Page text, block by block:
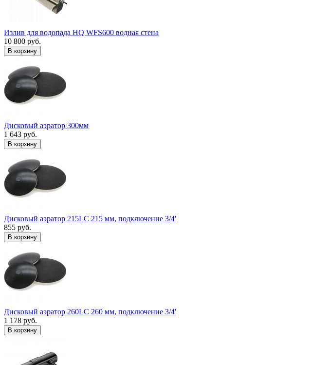
Излив для водопада HQ WFS600 водная стена
10 800 руб.
В корзину
Дисковый аэратор 300мм
1 643 руб.
В корзину
Дисковый аэратор 215LC 215 мм, подключение 3/4'
855 руб.
В корзину
Дисковый аэратор 260LC 260 мм, подключение 3/4'
1 178 руб.
В корзину